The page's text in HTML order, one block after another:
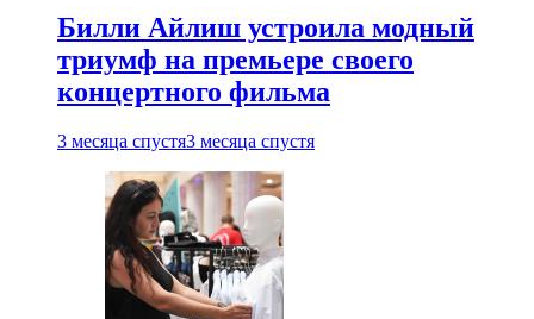
Билли Айлиш устроила модный
триумф на премьере своего
концертного фильма
3 месяца спустя3 месяца спустя